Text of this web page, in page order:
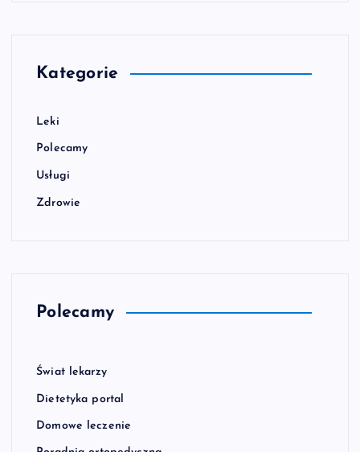
Kategorie
Leki
Polecamy
Usługi
Zdrowie
Polecamy
Świat lekarzy
Dietetyka portal
Domowe leczenie